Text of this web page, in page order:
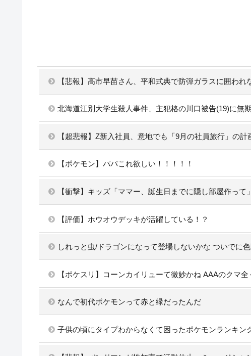
【悲報】高市早苗さん、平和式典で防弾ガラスに囲われ
北海道江別大学生殺人事件、主犯格の川口被告(19)に無
【超悲報】Z新入社員、意地でも「9月の社員旅行」の
【ポケモン】パパこれ欲しい！！！！！
【衝撃】キッズ「ママー、誕生日までに隠し部屋作っ
【評価】ホウオウデッキが活躍している！？
しれっと虫/ドラゴンになって登場しないかな ついでに
【ポケスリ】コーンカイリューて微妙かね AAAのクマ
なんで初代ポケモンって赤と緑だったんだ
子供の頃にタイプわからなくて困ったポケモンランキン